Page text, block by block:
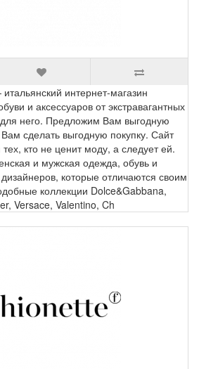
интернет-магазин
и аксессуаров от экстравагантных
него. Предложим Вам выгодную
сделать выгодную покупку. Сайт
кто не ценит моду, а следует ей.
и мужская одежда, обувь и
которые отличаются своим
коллекции Dolce&Gabbana,
Versace, Valentino, Ch